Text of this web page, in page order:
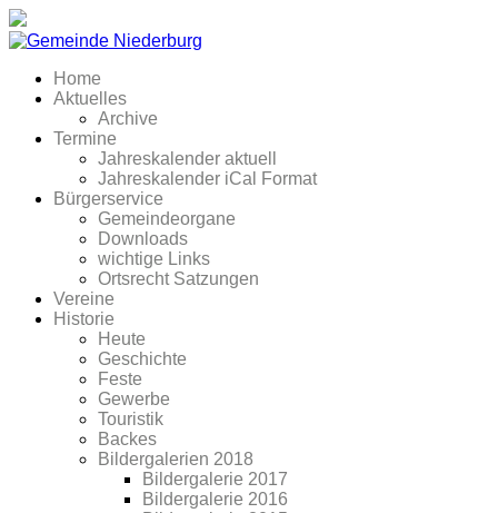
Home
Aktuelles
Archive
Termine
Jahreskalender aktuell
Jahreskalender iCal Format
Bürgerservice
Gemeindeorgane
Downloads
wichtige Links
Ortsrecht Satzungen
Vereine
Historie
Heute
Geschichte
Feste
Gewerbe
Touristik
Backes
Bildergalerien 2018
Bildergalerie 2017
Bildergalerie 2016